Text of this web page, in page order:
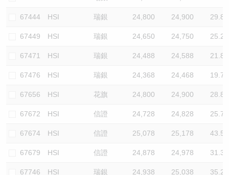
67444 HSI 瑞銀 24,800 24,900 29.8
67449 HSI 瑞銀 24,650 24,750 25.2
67471 HSI 瑞銀 24,488 24,588 21.8
67476 HSI 瑞銀 24,368 24,468 19.7
67656 HSI 花旗 24,800 24,900 28.8
67672 HSI 信證 24,728 24,828 25.7
67674 HSI 信證 25,078 25,178 43.5
67679 HSI 信證 24,878 24,978 31.3
67746 HSI 瑞銀 24,938 25,038 35.2